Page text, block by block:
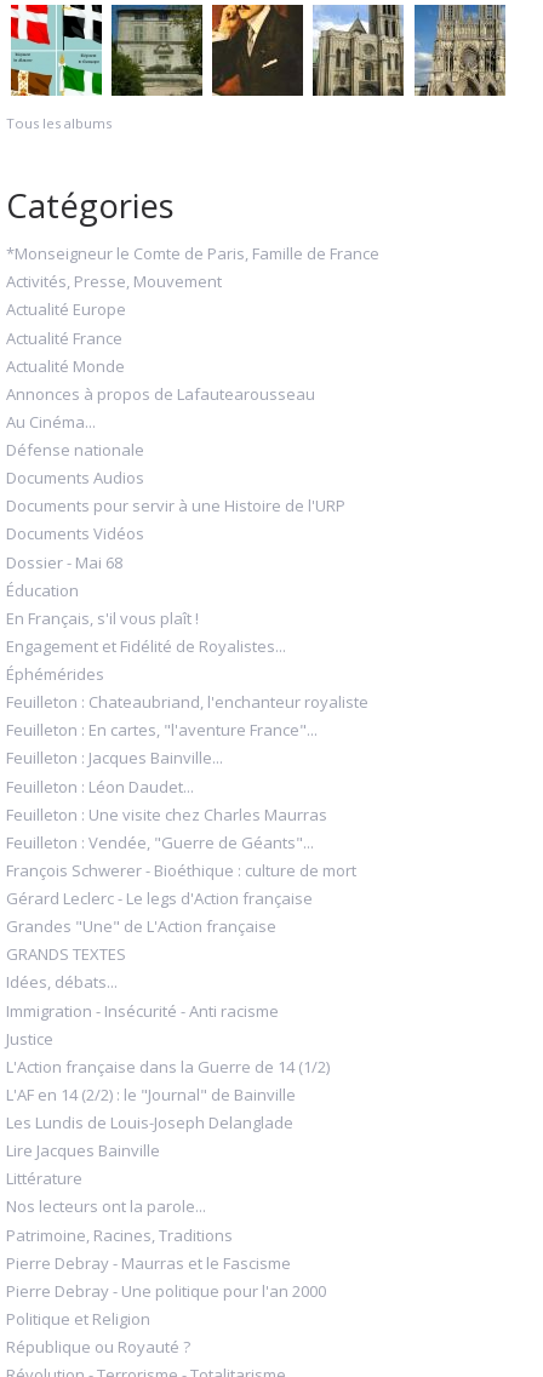
Tous les albums
Catégories
*Monseigneur le Comte de Paris, Famille de France
Activités, Presse, Mouvement
Actualité Europe
Actualité France
Actualité Monde
Annonces à propos de Lafautearousseau
Au Cinéma...
Défense nationale
Documents Audios
Documents pour servir à une Histoire de l'URP
Documents Vidéos
Dossier - Mai 68
Éducation
En Français, s'il vous plaît !
Engagement et Fidélité de Royalistes...
Éphémérides
Feuilleton : Chateaubriand, l'enchanteur royaliste
Feuilleton : En cartes, "l'aventure France"...
Feuilleton : Jacques Bainville...
Feuilleton : Léon Daudet...
Feuilleton : Une visite chez Charles Maurras
Feuilleton : Vendée, "Guerre de Géants"...
François Schwerer - Bioéthique : culture de mort
Gérard Leclerc - Le legs d'Action française
Grandes "Une" de L'Action française
GRANDS TEXTES
Idées, débats...
Immigration - Insécurité - Anti racisme
Justice
L'Action française dans la Guerre de 14 (1/2)
L'AF en 14 (2/2) : le "Journal" de Bainville
Les Lundis de Louis-Joseph Delanglade
Lire Jacques Bainville
Littérature
Nos lecteurs ont la parole...
Patrimoine, Racines, Traditions
Pierre Debray - Maurras et le Fascisme
Pierre Debray - Une politique pour l'an 2000
Politique et Religion
République ou Royauté ?